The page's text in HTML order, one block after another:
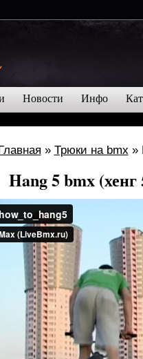
Новости Инфо
» Трюки на bmx »
Hang 5 bmx